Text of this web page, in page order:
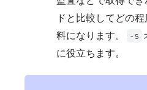
ドと比較してどの
料になります。
-s
に役立ちます。